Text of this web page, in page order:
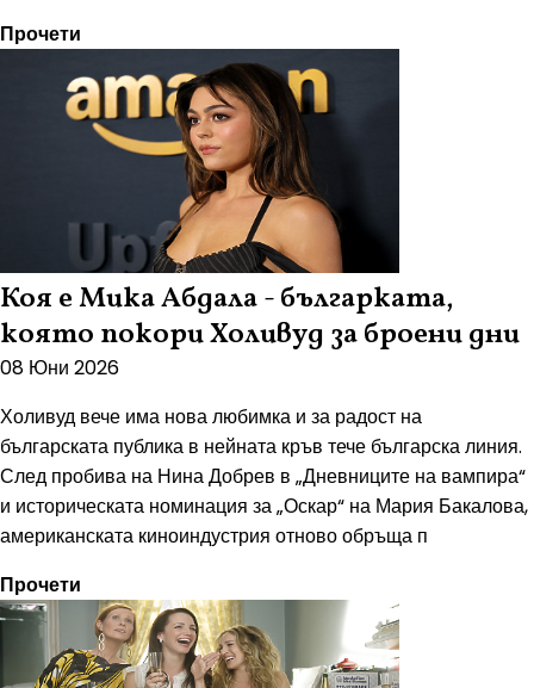
Прочети
Коя е Мика Абдала - българката,
която покори Холивуд за броени дни
08 Юни 2026
Холивуд вече има нова любимка и за радост на
българската публика в нейната кръв тече българска линия.
След пробива на Нина Добрев в „Дневниците на вампира“
и историческата номинация за „Оскар“ на Мария Бакалова,
американската киноиндустрия отново обръща п
Прочети